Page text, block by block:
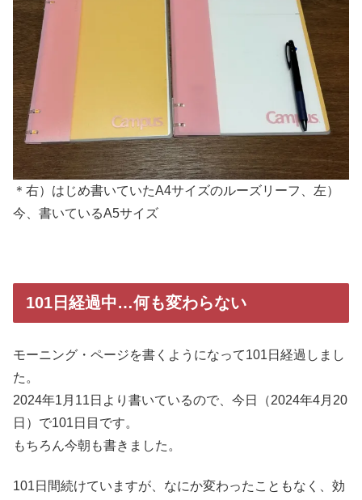
＊右）はじめ書いていたA4サイズのルーズリーフ、左）
今、書いているA5サイズ
101日経過中…何も変わらない
モーニング・ページを書くようになって101日経過しまし
た。
2024年1月11日より書いているので、今日（2024年4月20
日）で101日目です。
もちろん今朝も書きました。
101日間続けていますが、なにか変わったこともなく、効